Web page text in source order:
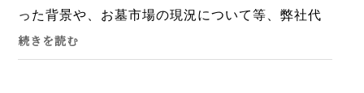
った背景や、お墓市場の現況について等、弊社代
表の豊沢が色々とお話させて頂いております。年
末年始にご実家や地元に...
続きを読む